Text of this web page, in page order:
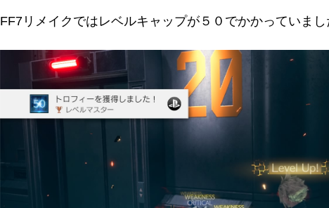
FF7リメイクではレベルキャップが５０でかかっていまし